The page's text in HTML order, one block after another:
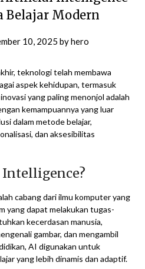
Belajar Modern
10, 2025 byhero
teknologi telah membawa
aspek kehidupan, termasuk
yang paling menonjol adalah
kemampuannya yang luar
dalam metode belajar,
dan aksesibilitas
cabang dari ilmu komputer yang
yang dapat melakukan tugas-
kecerdasan manusia,
gambar, dan mengambil
AI digunakan untuk
yang lebih dinamis dan adaptif.